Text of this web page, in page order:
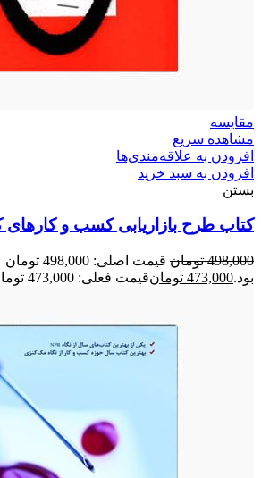
مقایسه
مشاهده سریع
افزودن به علاقه‌مندی‌ها
افزودن به سبد خرید
بستن
کتاب طرح بازاریابی کسب‌ و‌
498,000 تومان
قیمت اصلی: 498,000 تومان
بود.473,000 تومانقیمت فعلی: 473,000 تومان.